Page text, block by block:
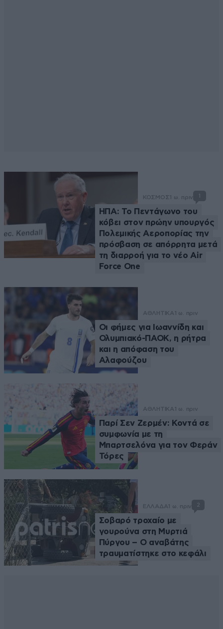
ΚΟΣΜΟΣ 1 ω. πριν 1
ΗΠΑ: Το Πεντάγωνο του
κόβει στον πρώην υπουργός
Πολεμικής Αεροπορίας την
πρόσβαση σε απόρρητα μετά
τη διαρροή για το νέο Air
Force One
ΑΘΛΗΤΙΚΑ 1 ω. πριν
Οι φήμες για Ιωαννίδη και
Ολυμπιακό-ΠΑΟΚ, η ρήτρα
και η απόφαση του
Αλαφούζου
ΑΘΛΗΤΙΚΑ 1 ω. πριν
Παρί Σεν Ζερμέν: Κοντά σε
συμφωνία με τη
Μπαρτσελόνα για τον Φεράν
Τόρες
ΕΛΛΑΔΑ 1 ω. πριν 2
Σοβαρό τροχαίο με
γουρούνα στη Μυρτιά
Πύργου – Ο αναβάτης
τραυματίστηκε στο κεφάλι